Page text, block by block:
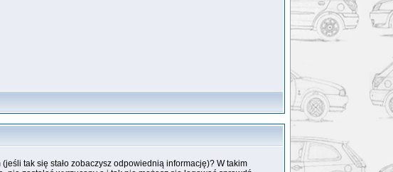
tak się stało zobaczysz odpowiednią informację)? W takim